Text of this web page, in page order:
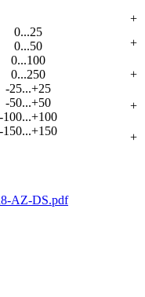
0...25
0...50
0...100
0...250
-25...+25
-50...+50
-100...+100
-150...+150
+
+
+
+
+
AZ-DS.pdf